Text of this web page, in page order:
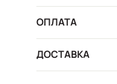
ОПЛАТА
ДОСТАВКА